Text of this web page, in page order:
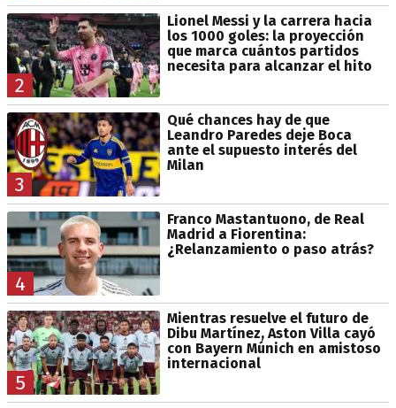
2
Lionel Messi y la carrera hacia
los 1000 goles: la proyección
que marca cuántos partidos
necesita para alcanzar el hito
3
Qué chances hay de que
Leandro Paredes deje Boca
ante el supuesto interés del
Milan
4
Franco Mastantuono, de Real
Madrid a Fiorentina:
¿Relanzamiento o paso atrás?
5
Mientras resuelve el futuro de
Dibu Martínez, Aston Villa cayó
con Bayern Múnich en amistoso
internacional